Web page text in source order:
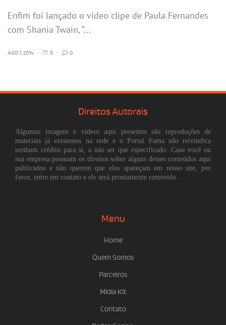
Enfim foi lançado o vídeo clipe de Paula Fernandes
com Shania Twain, “...
AGO 1, 2014 • 0 • 0
Direitos Autorais
Algumas imagens e vídeos aqui presentes são reproduções de
materiais já existentes na rede e o Portal Fama não reivindica
nenhum crédito para si, a não ser que especificado. Caso você ou
sua empresa possuam os direitos sobre alguns desses conteúdos aqui
publicados e não querem que eles apareçam em nosso site, por
favor, entre em contato e ele será prontamente removido.
Menu
Home
Quem Somos
Parceiros
Mídia Kit
Contato